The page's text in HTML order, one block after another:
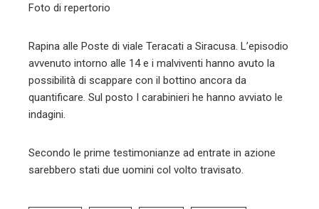
Foto di repertorio
Rapina alle Poste di viale Teracati a Siracusa. L’episodio
avvenuto intorno alle 14 e i malviventi hanno avuto la
possibilità di scappare con il bottino ancora da
quantificare. Sul posto I carabinieri he hanno avviato le
indagini.
Secondo le prime testimonianze ad entrate in azione
sarebbero stati due uomini col volto travisato.